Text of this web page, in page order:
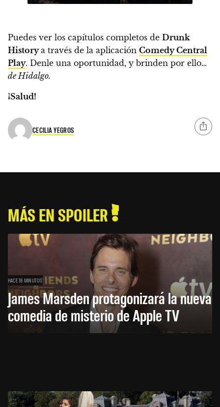
Puedes ver los capítulos completos de Drunk
Historya través de la aplicación Comedy Central
Play. Denle una oportunidad, y brinden por ello…
de Hidalgo.
¡Salud!
CECILIA YEGROS
MÁS EN SPOILER
HACE 18 MINUTOS
James Marsden protagonizará la nueva
comedia de misterio de Apple TV